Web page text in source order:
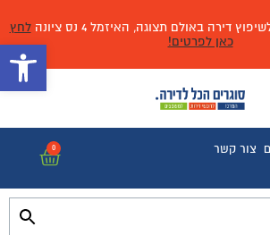
דירה באולם תצוגה, האיזמל 4 נס ציונה
לחץ
כאן לפרטים!
צור קשר 0